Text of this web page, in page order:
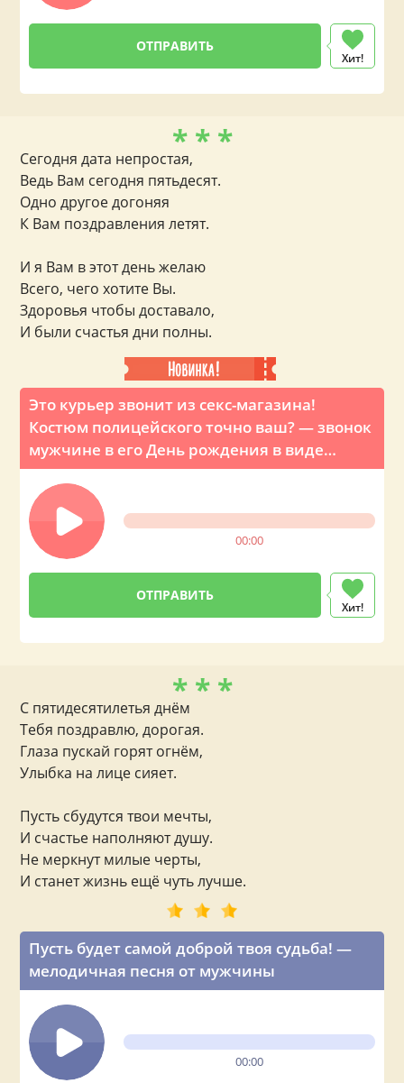
Хит!
Это курьер звонит из секс-магазина!
Костюм полицейского точно ваш? — звонок
мужчине в его День рождения в виде
шуточного розыгрыша
00:00
Хит!
* * *
Сегодня дата непростая,
Ведь Вам сегодня пятьдесят.
Одно другое догоняя
К Вам поздравления летят.
И я Вам в этот день желаю
Всего, чего хотите Вы.
Здоровья чтобы доставало,
И были счастья дни полны.
Пусть будет самой доброй твоя судьба! —
мелодичная песня от мужчины
00:00
* * *
С пятидесятилетья днём
Тебя поздравлю, дорогая.
Глаза пускай горят огнём,
Улыбка на лице сияет.
Пусть сбудутся твои мечты,
И счастье наполняют душу.
Не меркнут милые черты,
И станет жизнь ещё чуть лучше.